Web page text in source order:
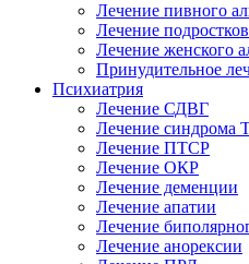
Лечение пивного
Лечение
Лечение женского
Принудительное
Психиатрия
Лечение СДВГ
Лечение синдрома
Лечение ПТСР
Лечение ОКР
Лечение деменции
Лечение апатии
Лечение
Лечение анорексии